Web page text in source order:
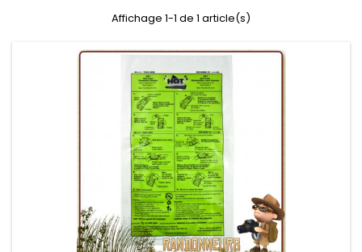
Affichage 1-1 de 1 article(s)